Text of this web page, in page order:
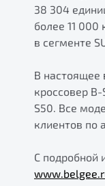
38 304
более 11 000
в сегменте
В настоящее
кроссовер
S50. Все
клиентов по
С подробной